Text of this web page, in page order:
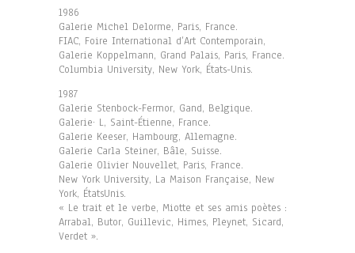
1986
Galerie Michel Delorme, Paris, France.
FIAC, Foire International d’Art Contemporain,
Galerie Koppelmann, Grand Palais, Paris, France.
Columbia University, New York, États-Unis.
1987
Galerie Stenbock-Fermor, Gand, Belgique.
Galerie· L, Saint-Étienne, France.
Galerie Keeser, Hambourg, Allemagne.
Galerie Carla Steiner, Bâle, Suisse.
Galerie Olivier Nouvellet, Paris, France.
New York University, La Maison Française, New
York, ÉtatsUnis.
« Le trait et le verbe, Miotte et ses amis poètes :
Arrabal, Butor, Guillevic, Himes, Pleynet, Sicard,
Verdet ».